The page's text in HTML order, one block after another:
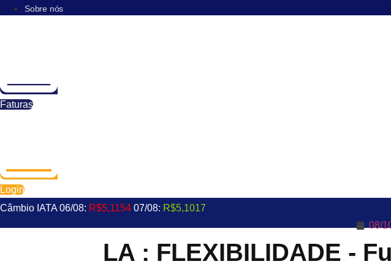
Sobre nós
Faturas
Login
Câmbio IATA 06/08: R$5,1154 07/08: R$5,1017
08/
LA : FLEXIBILIDADE -